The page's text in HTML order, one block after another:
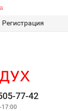
Регистрация
77-42